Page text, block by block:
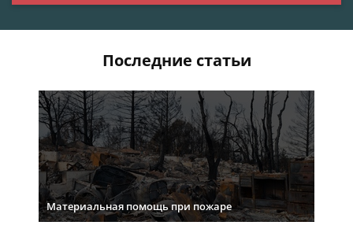
Последние статьи
Материальная помощь при пожаре